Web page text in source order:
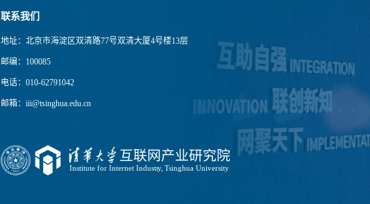
联系我们
地址：北京市海淀区双清路77号双清大厦4号楼13层
邮编：100085
电话：010-62791042
邮箱：iii@tsinghua.edu.cn